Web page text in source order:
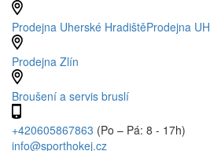
Prodejna Uherské HradištěProdejna UH
Prodejna Zlín
Broušení a servis bruslí
+420605867863 (Po – Pá: 8 - 17h)
info@sporthokej.cz